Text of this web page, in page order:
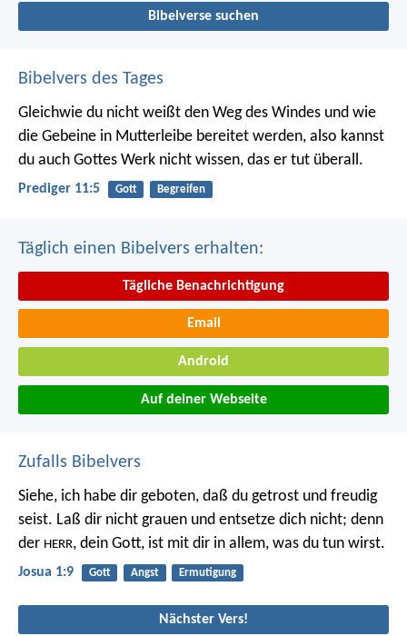
Bibelverse suchen
Bibelvers des Tages
Gleichwie du nicht weißt den Weg des Windes und wie
die Gebeine in Mutterleibe bereitet werden, also kannst
du auch Gottes Werk nicht wissen, das er tut überall.
Prediger 11:5 Gott Begreifen
Täglich einen Bibelvers erhalten:
Tägliche Benachrichtigung
Email
Android
Auf deiner Webseite
Zufalls Bibelvers
Siehe, ich habe dir geboten, daß du getrost und freudig
seist. Laß dir nicht grauen und entsetze dich nicht; denn
der HERR, dein Gott, ist mit dir in allem, was du tun wirst.
Josua 1:9 Gott Angst Ermutigung
Nächster Vers!